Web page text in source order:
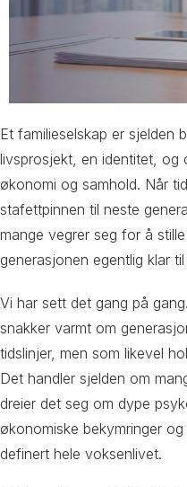
Et familieselskap er sjelden
livsprosjekt, en identitet, og
økonomi og samhold. Når
stafettpinnen til neste
mange vegrer seg for å
generasjonen egentlig klar
Vi har sett det gang på
snakker varmt om
tidslinjer, men som likevel
Det handler sjelden om
dreier det seg om dype
økonomiske bekymringer
definert hele voksenlivet.